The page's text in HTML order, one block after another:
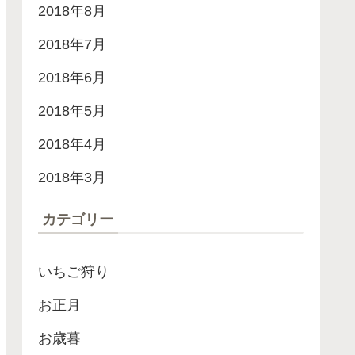
2018年8月
2018年7月
2018年6月
2018年5月
2018年4月
2018年3月
カテゴリー
いちご狩り
お正月
お歳暮